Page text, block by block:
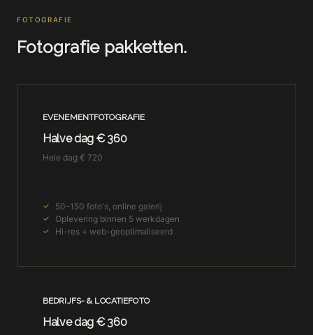
FOTOGRAFIE
Fotografie pakketten.
EVENEMENTFOTOGRAFIE
Halve dag € 360
Hele dag € 720
50–150 foto's, online galerij
Oplevering binnen 5 werkdagen
Hi-res + web-geoptimaliseerd
BEDRIJFS- & LOCATIEFOTO
Halve dag € 360